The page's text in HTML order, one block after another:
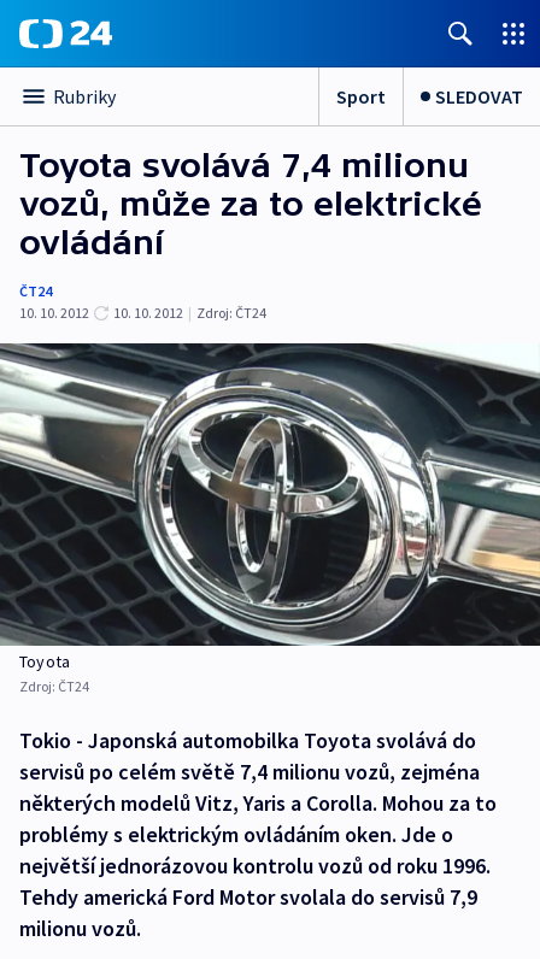
Rubriky Sport SLEDOVAT
Toyota svolává 7,4 milionu
vozů, může za to elektrické
ovládání
ČT24
10. 10. 2012
10. 10. 2012 | Zdroj: ČT24
Toyota
Zdroj: ČT24
Tokio - Japonská automobilka Toyota svolává do
servisů po celém světě 7,4 milionu vozů, zejména
některých modelů Vitz, Yaris a Corolla. Mohou za to
problémy s elektrickým ovládáním oken. Jde o
největší jednorázovou kontrolu vozů od roku 1996.
Tehdy americká Ford Motor svolala do servisů 7,9
milionu vozů.